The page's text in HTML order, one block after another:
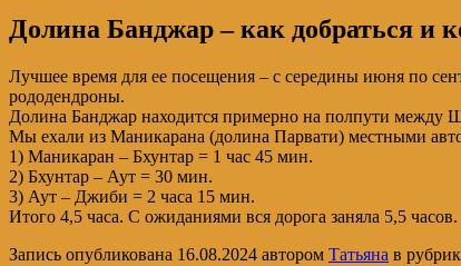
Долина Банджар – как добраться и
Лучшее время для ее посещения – с середины июня по
рододендроны.
Долина Банджар находится примерно на полпути
Мы ехали из Маникарана (долина Парвати) местными
1) Маникаран – Бхунтар = 1 час 45 мин.
2) Бхунтар – Аут = 30 мин.
3) Аут – Джиби = 2 часа 15 мин.
Итого 4,5 часа. С ожиданиями вся дорога заняла 5,5 часов.
Запись опубликована 16.08.2024 автором Татьяна в